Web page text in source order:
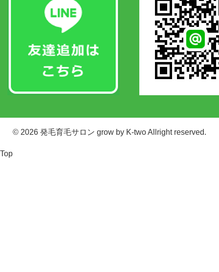
© 2026 発毛育毛サロン grow by K-twoAllright reserved.
Top